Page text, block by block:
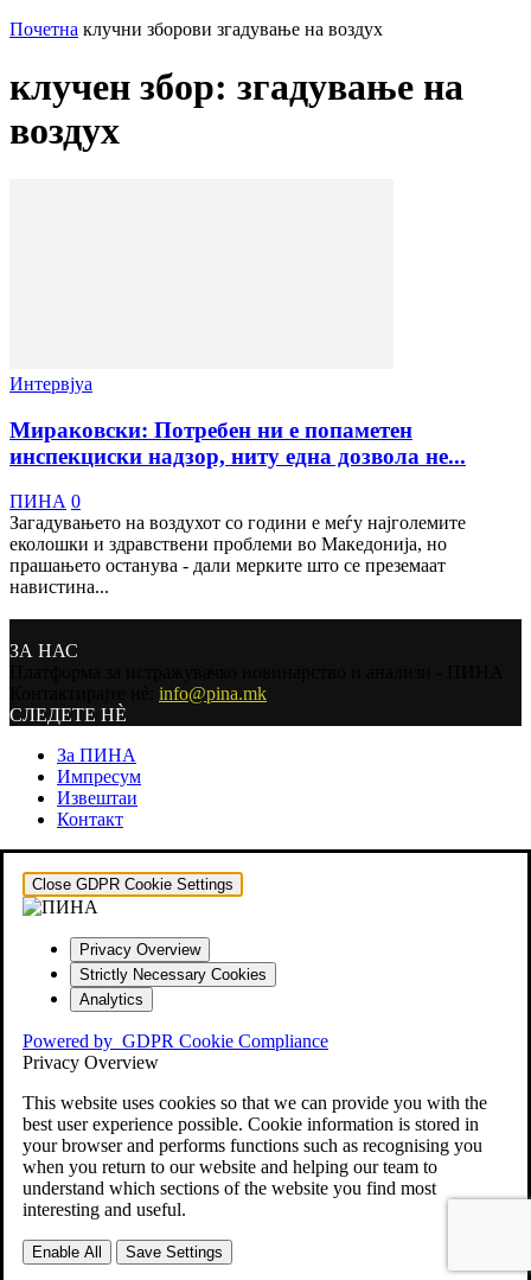
Почетна клучни зборови згадување на воздух
клучен збор: згадување на
воздух
Интервјуа
Мираковски: Потребен ни е попаметен
инспекциски надзор, ниту една дозвола не...
ПИНА 0
Загадувањето на воздухот со години е меѓу најголемите
еколошки и здравствени проблеми во Македонија, но
прашањето останува - дали мерките што се преземаат
навистина...
ЗА НАС
info@pina.mk
СЛЕДЕТЕ НЀ
За ПИНА
Импресум
Извештаи
Контакт
Close GDPR Cookie Settings
Privacy Overview
Strictly Necessary Cookies
Analytics
Powered by GDPR Cookie Compliance
Privacy Overview
This website uses cookies so that we can provide you with the
best user experience possible. Cookie information is stored in
your browser and performs functions such as recognising you
when you return to our website and helping our team to
understand which sections of the website you find most
interesting and useful.
Enable All Save Settings